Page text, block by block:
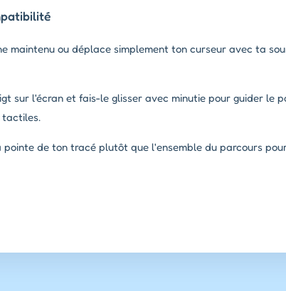
maintenu ou déplace simplement ton curseur avec ta
sur l'écran et fais-le glisser avec minutie pour guider le
tactiles.
pointe de ton tracé plutôt que l'ensemble du parcours